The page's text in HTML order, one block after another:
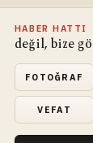
HABER HATTI
değil, bize
FOTOĞRAF
VEFAT